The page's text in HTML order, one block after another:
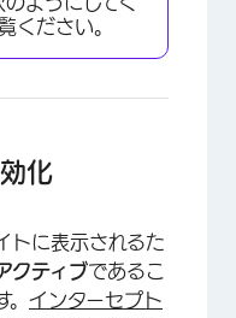
ください。
化
トに表示されるた
クティブであるこ
インターセプト